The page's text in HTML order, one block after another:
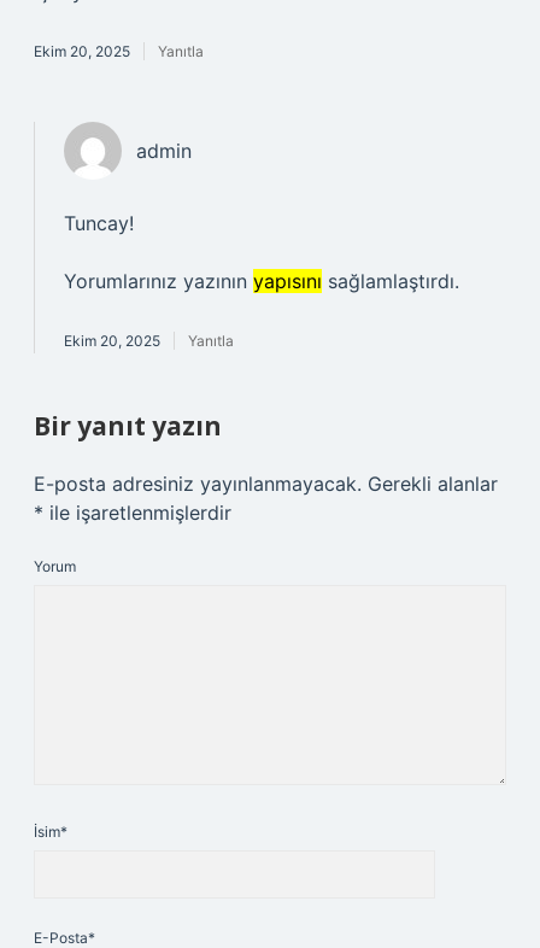
Ekim 20, 2025 Yanıtla
admin
Tuncay!
Yorumlarınız yazının yapısını sağlamlaştırdı.
Ekim 20, 2025 Yanıtla
Bir yanıt yazın
E-posta adresiniz yayınlanmayacak. Gerekli alanlar
* ile işaretlenmişlerdir
Yorum
İsim*
E-Posta*